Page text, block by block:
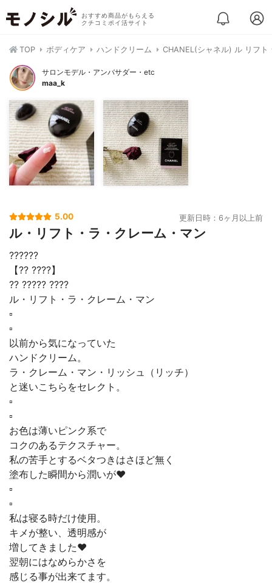
おすすめ商品がもらえる
クチコミポイ活サイト
TOP ボディケア ハンドクリーム CHANEL(シャネル) ル リフト
サロンモデル・アンバサダー・etc
maa_k
5.00 更新日時：6ヶ月以上前
ル・リフト・ラ・クレーム・マン
??????
【?? ????】
?? ????? ????
ル・リフト・ラ・クレーム・マン
▫️
▫️
以前から気になっていた
ハンドクリーム。
ラ・クレーム・マン・リッシュ（リッチ）
と迷いこちらをセレクト。
▫️
▫️
お色は薄いピンク系で
コクのあるテクスチャー。
私の苦手とするベタつきはさほど無く
塗布した瞬間から潤いが❤︎
▫️
▫️
私は寝る時だけ使用。
キメが整い、透明感が
増してきました❤︎
翌朝にはなめらかさを
感じる事が出来てます。